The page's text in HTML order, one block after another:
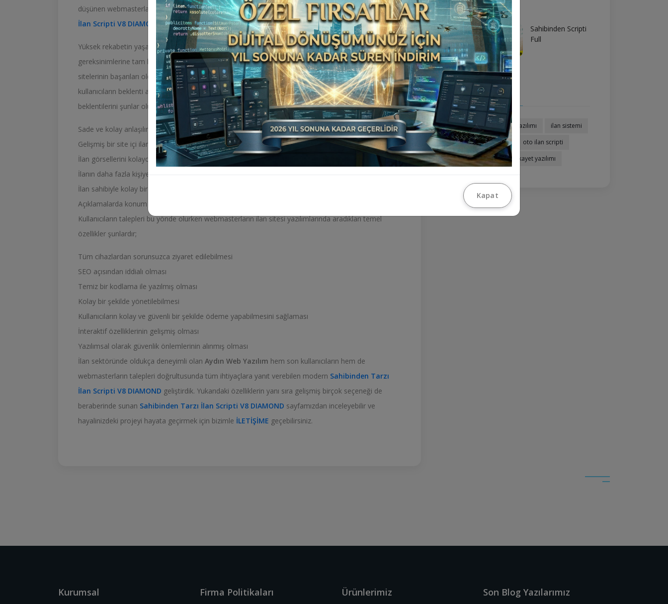
düşünen webmasterların ilk tercihleri deAydın Web Yazılımtarafından hazırlananSahibinden Tarzı
İlan Scripti V8 DIAMONDyeterlidir.
Yüksek rekabetin yaşandığı ilan sektöründe başarılı bir oyuncu olabilmek için kullanıcıların
gereksinimlerine tam karşılık vermek gerekmektedir. Teknik açıdan rakiplerinin gerisinde kalan ilan
sitelerinin başarıları oldukça düşüktür. Dolayısıyla yazılım tercihi yapmadan önce potansiyel
kullanıcıların beklenti analizlerini doğru yapmak gerekir. Bu sitelere giren kullanıcıların başlıca
beklentilerini şunlar oluşturmaktadır;
Sade ve kolay anlaşılır bir tasarım
Gelişmiş bir site içi ilan arama motoru
İlan görsellerini kolayca yükleme ve düzenleme
İlanın daha fazla kişiye ulaşmasını sağlayacak öne çıkarma seçenekleri
İlan sahibiyle kolay bir şekilde iletişime geçilebilmesini sağlama
Açıklamalarda konum gibi önemli ayrıntıların belirtilebilmesi
Kullanıcıların talepleri bu yönde olurken webmasterların ilan sitesi yazılımlarında aradıkları temel
özellikler şunlardır;
Tüm cihazlardan sorunsuzca ziyaret edilebilmesi
SEO açısından iddialı olması
Temiz bir kodlama ile yazılmış olması
Kolay bir şekilde yönetilebilmesi
Kullanıcıların kolay ve güvenli bir şekilde ödeme yapabilmesini sağlaması
İnteraktif özelliklerinin gelişmiş olması
Yazılımsal olarak güvenlik önlemlerinin alınmış olması
İlan sektöründe oldukça deneyimli olan Aydın Web Yazılım hem son kullanıcıların hem de
webmasterların talepleri doğrultusunda tüm ihtiyaçlara yanıt verebilen modern Sahibinden Tarzı
İlan Scripti V8 DIAMOND geliştirdik. Yukarıdaki özelliklerin yanı sıra gelişmiş birçok seçeneği de
beraberinde sunan Sahibinden Tarzı İlan Scripti V8 DIAMOND sayfamızdan inceleyebilir ve
hayalinizdeki projeyi hayata geçirmek için bizimle İLETİŞİME geçebilirsiniz.
Sahibinden Scripti
Full
Etiketler
ilan scripti ilan yazılımı
ilan sistemi
emlak ilan scripti
oto ilan scripti
şikayet scripti
şikayet yazılımı
Kurumsal Firma Politikaları Ürünlerimiz Son Blog Yazılarımız
Kapat